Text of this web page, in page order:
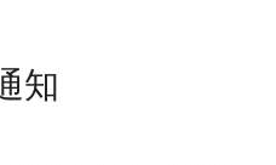
知